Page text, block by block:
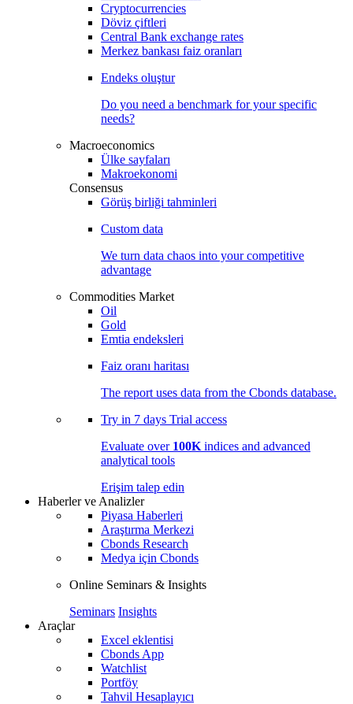
Cryptocurrencies
Döviz çiftleri
Central Bank exchange rates
Merkez bankası faiz oranları
Endeks oluştur
Do you need a benchmark for your specific
needs?
Macroeconomics
Ülke sayfaları
Makroekonomi
Consensus
Görüş birliği tahminleri
Custom data
We turn data chaos into your competitive
advantage
Commodities Market
Oil
Gold
Emtia endeksleri
Faiz oranı haritası
The report uses data from the Cbonds database.
Try in 7 days Trial access
Evaluate over 100K indices and advanced
analytical tools
Erişim talep edin
Haberler ve Analizler
Piyasa Haberleri
Araştırma Merkezi
Cbonds Research
Medya için Cbonds
Online Seminars & Insights
Seminars Insights
Araçlar
Excel eklentisi
Cbonds App
Watchlist
Portföy
Tahvil Hesaplayıcı